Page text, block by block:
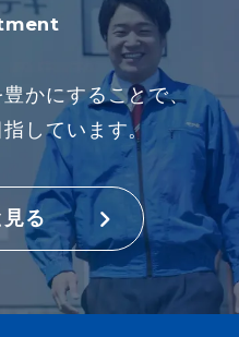
かにすることで、
しています。
見る